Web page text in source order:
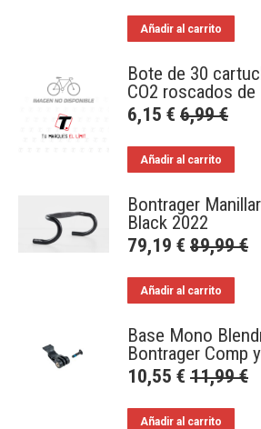
Añadir al carrito
Bote de 30
CO2 roscados de
6,15 € 6,99€
Añadir al carrito
Bontrager
Black 2022
79,19 € 89,99€
Añadir al carrito
Base Mono
Bontrager Comp
10,55 € 11,99€
Añadir al carrito